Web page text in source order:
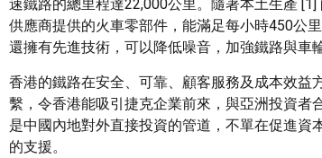
速鐵路的總里程達22,000公里。隨著本土生產
供應商提供的火車零部件，能滿足每小時450公
還擁有先進技術，可以降低噪音，加強鐵路與車
香港的鐵路在安全、可靠、顧客服務及成本效
繫，令香港能吸引捷克企業前來，與亞洲投資
是中國內地對外直接投資的管道，不單在促進
的支援。